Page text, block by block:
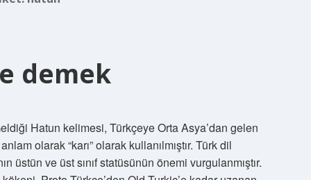
demek
Hatun kelimesi, Türkçeye Orta Asya’dan gelen
olarak “karı” olarak kullanılmıştır. Türk dil
üstün ve üst sınıf statüsünün önemi vurgulanmıştır.